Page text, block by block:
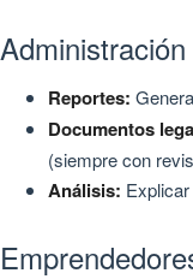
Reportes:
Documentos
(siempre con
Análisis: